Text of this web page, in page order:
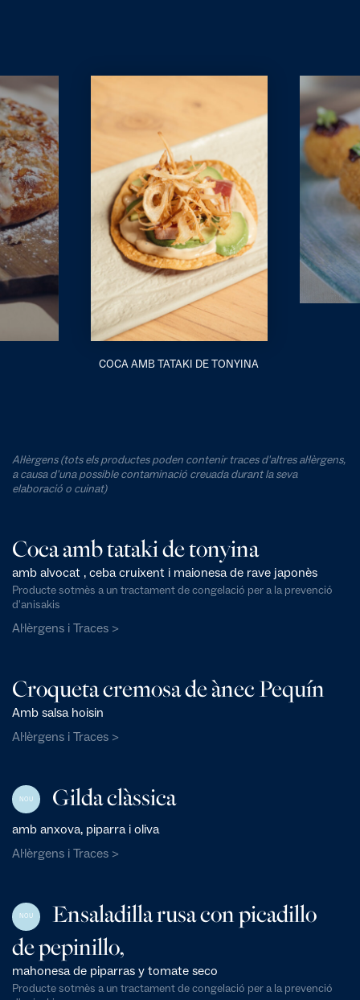
COCA AMB TATAKI DE TONYINA
Al·lèrgens (tots els productes poden contenir traces d'altres al·lèrgens,
a causa d'una possible contaminació creuada durant la seva
elaboració o cuinat)
Coca amb tataki de tonyina
amb alvocat , ceba cruixent i maionesa de rave japonès
Producte sotmès a un tractament de congelació per a la prevenció
d'anisakis
Al·lèrgens i Traces >
Croqueta cremosa de ànec Pequín
Amb salsa hoisin
Al·lèrgens i Traces >
NOU Gilda clàssica
amb anxova, piparra i oliva
Al·lèrgens i Traces >
NOU
Ensaladilla rusa con picadillo
de pepinillo,
mahonesa de piparras y tomate seco
Producte sotmès a un tractament de congelació per a la prevenció